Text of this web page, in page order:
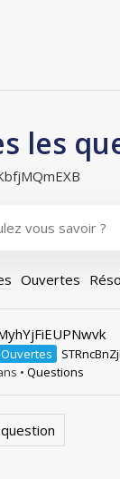
les
Ouvertes
Ouvertes
• Questions